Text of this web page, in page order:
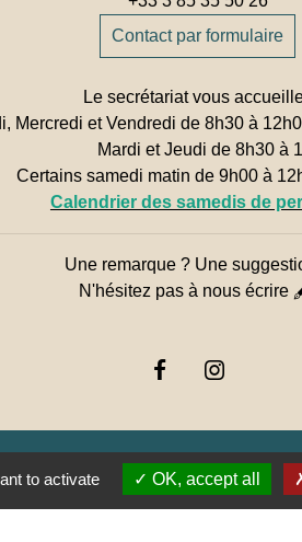
Contact par formulaire
Le secrétariat vous
Mercredi et Vendredi de 8h30 à
Mardi et Jeudi de 8h30 à
Certains samedi matin de 9h00 à
Calendrier des samedis de
Une remarque ? Une
N'hésitez pas à nous écrire
to activate OK, accept all